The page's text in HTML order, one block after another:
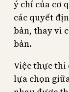
ý chí của cơ
các quyết
bản, thay vì
bản.
Việc thực thi
lựa chọn